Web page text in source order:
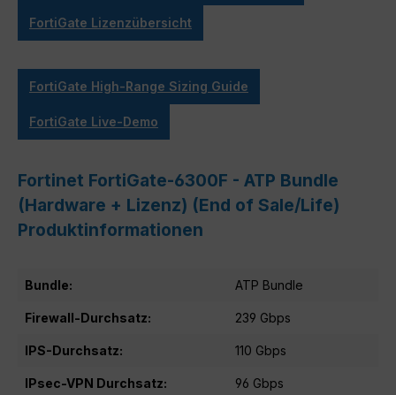
FortiGate Lizenzübersicht
FortiGate High-Range Sizing Guide
FortiGate Live-Demo
Fortinet FortiGate-6300F - ATP Bundle
(Hardware + Lizenz) (End of Sale/Life)
Produktinformationen
Bundle: ATP Bundle
Firewall-Durchsatz: 239 Gbps
IPS-Durchsatz: 110 Gbps
IPsec-VPN Durchsatz: 96 Gbps